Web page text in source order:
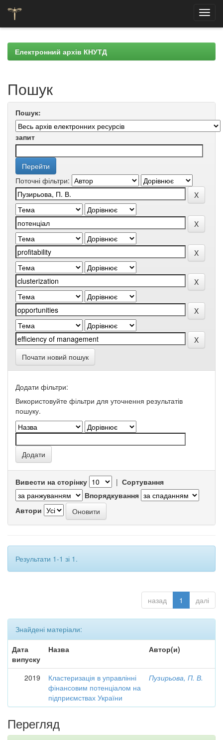
navigationЕлектронний архів КНУТД
Пошук
Пошук:
запит
Поточні фільтри:
Почати новий пошук
Додати фільтри:
Використовуйте фільтри для уточнення результатів
пошуку.
Вивести на сторінку | Сортування
Впорядкування
Автори
Результати 1-1 зі 1.
назад 1 далі
Знайдені матеріали:
Дата
випуску
Назва Автор(и)
2019
Кластеризація в управлінні
фінансовим потенціалом на
підприємствах України
Пузирьова, П. В.
Перегляд